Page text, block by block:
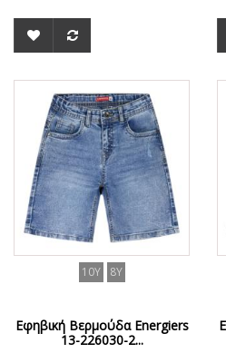
ΟFFER
10Y 8Y
Εφηβική Βερμούδα Energiers
13-226030-2...